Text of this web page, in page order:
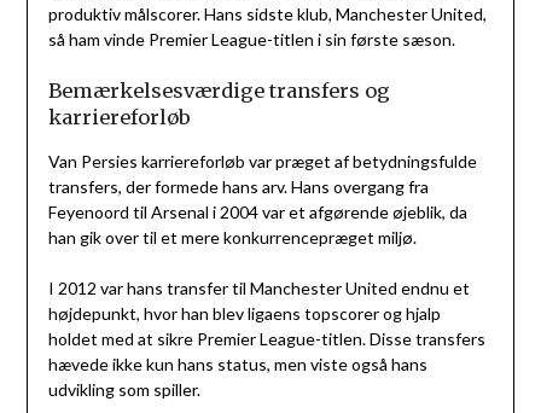
produktiv målscorer. Hans sidste klub, Manchester United,
så ham vinde Premier League-titlen i sin første sæson.
Bemærkelsesværdige transfers og
karriereforløb
Van Persies karriereforløb var præget af betydningsfulde
transfers, der formede hans arv. Hans overgang fra
Feyenoord til Arsenal i 2004 var et afgørende øjeblik, da
han gik over til et mere konkurrencepræget miljø.
I 2012 var hans transfer til Manchester United endnu et
højdepunkt, hvor han blev ligaens topscorer og hjalp
holdet med at sikre Premier League-titlen. Disse transfers
hævede ikke kun hans status, men viste også hans
udvikling som spiller.